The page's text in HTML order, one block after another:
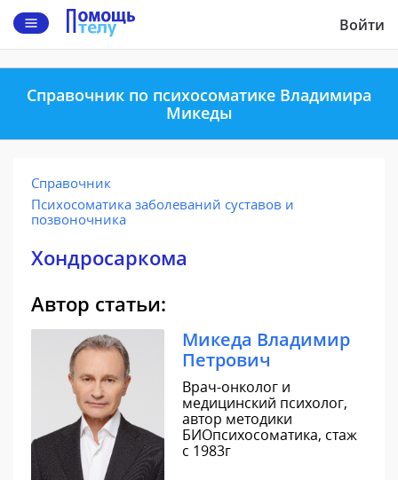
Войти
Справочник по психосоматике Владимира
Микеды
Справочник
Психосоматика заболеваний суставов и
позвоночника
Хондросаркома
Автор статьи:
Микеда Владимир
Петрович
Врач-онколог и
медицинский психолог,
автор методики
БИОпсихосоматика, стаж
с 1983г